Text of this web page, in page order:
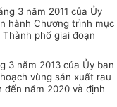
3 năm 2011 của Ủy
hành Chương trình mục
phố giai đoạn
3 năm 2013 của Ủy ban
vùng sản xuất rau
năm 2020 và định